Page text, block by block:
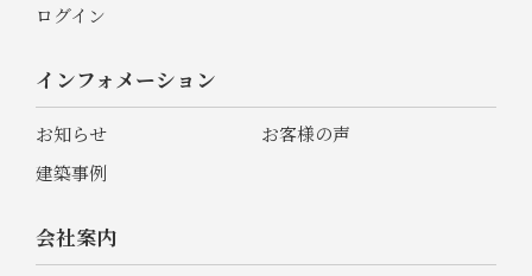
ログイン
インフォメーション
お知らせ
お客様の声
建築事例
会社案内